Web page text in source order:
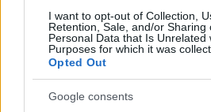
I want to opt-out of Collection,
Retention, Sale, and/or Sharing
Personal Data that Is Unrelated
Purposes for which it was
Opted Out
Google consents
Azok a kutak, ahol elég mélyre
vannak, ám a gyakoribb, gyűrűs
JNSZ megyei hírek